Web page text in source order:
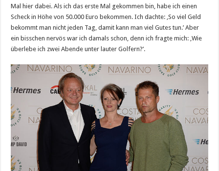
Mal hier dabei. Als ich das erste Mal gekommen bin, habe ich einen
Scheck in Höhe von 50.000 Euro bekommen. Ich dachte: ‚So viel Geld
bekommt man nicht jeden Tag, damit kann man viel Gutes tun.’ Aber
ein bisschen nervös war ich damals schon, denn ich fragte mich: ‚Wie
überlebe ich zwei Abende unter lauter Golfern?’.